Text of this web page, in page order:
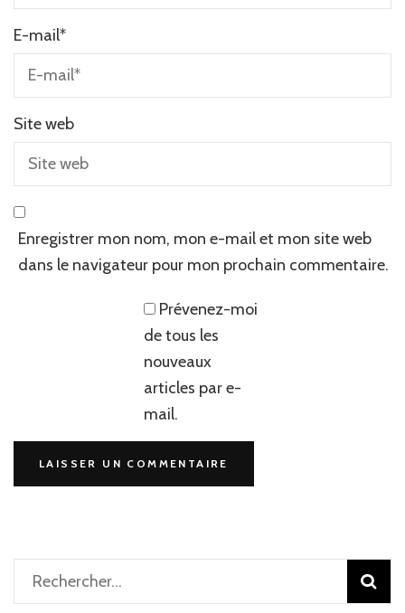
E-mail*
Site web
Enregistrer mon nom, mon e-mail et mon site web
dans le navigateur pour mon prochain commentaire.
Prévenez-moi
de tous les
nouveaux
articles par e-
mail.
Rechercher :